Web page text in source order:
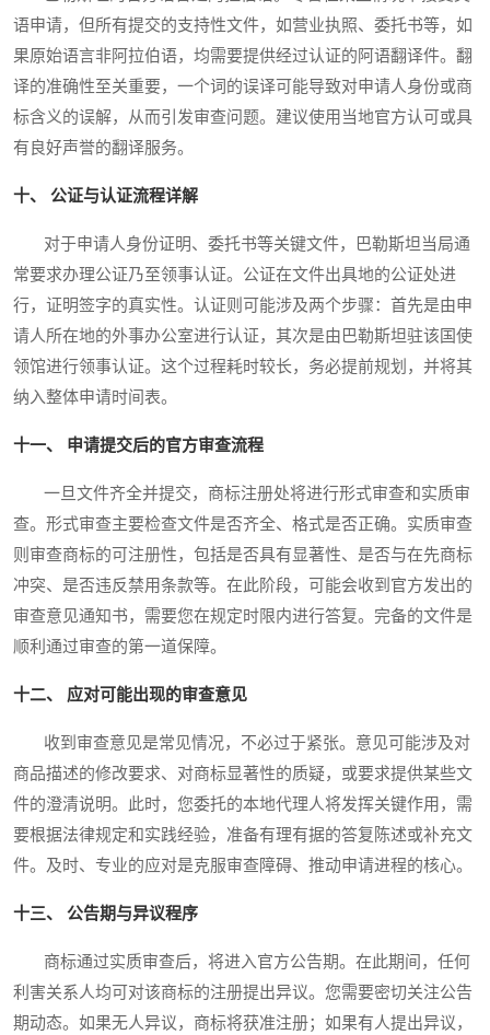
语申请，但所有提交的支持性文件，如营业执照、委托书等，如
果原始语言非阿拉伯语，均需要提供经过认证的阿语翻译件。翻
译的准确性至关重要，一个词的误译可能导致对申请人身份或商
标含义的误解，从而引发审查问题。建议使用当地官方认可或具
有良好声誉的翻译服务。
十、 公证与认证流程详解
对于申请人身份证明、委托书等关键文件，巴勒斯坦当局通
常要求办理公证乃至领事认证。公证在文件出具地的公证处进
行，证明签字的真实性。认证则可能涉及两个步骤：首先是由申
请人所在地的外事办公室进行认证，其次是由巴勒斯坦驻该国使
领馆进行领事认证。这个过程耗时较长，务必提前规划，并将其
纳入整体申请时间表。
十一、 申请提交后的官方审查流程
一旦文件齐全并提交，商标注册处将进行形式审查和实质审
查。形式审查主要检查文件是否齐全、格式是否正确。实质审查
则审查商标的可注册性，包括是否具有显著性、是否与在先商标
冲突、是否违反禁用条款等。在此阶段，可能会收到官方发出的
审查意见通知书，需要您在规定时限内进行答复。完备的文件是
顺利通过审查的第一道保障。
十二、 应对可能出现的审查意见
收到审查意见是常见情况，不必过于紧张。意见可能涉及对
商品描述的修改要求、对商标显著性的质疑，或要求提供某些文
件的澄清说明。此时，您委托的本地代理人将发挥关键作用，需
要根据法律规定和实践经验，准备有理有据的答复陈述或补充文
件。及时、专业的应对是克服审查障碍、推动申请进程的核心。
十三、 公告期与异议程序
商标通过实质审查后，将进入官方公告期。在此期间，任何
利害关系人均可对该商标的注册提出异议。您需要密切关注公告
期动态。如果无人异议，商标将获准注册；如果有人提出异议，